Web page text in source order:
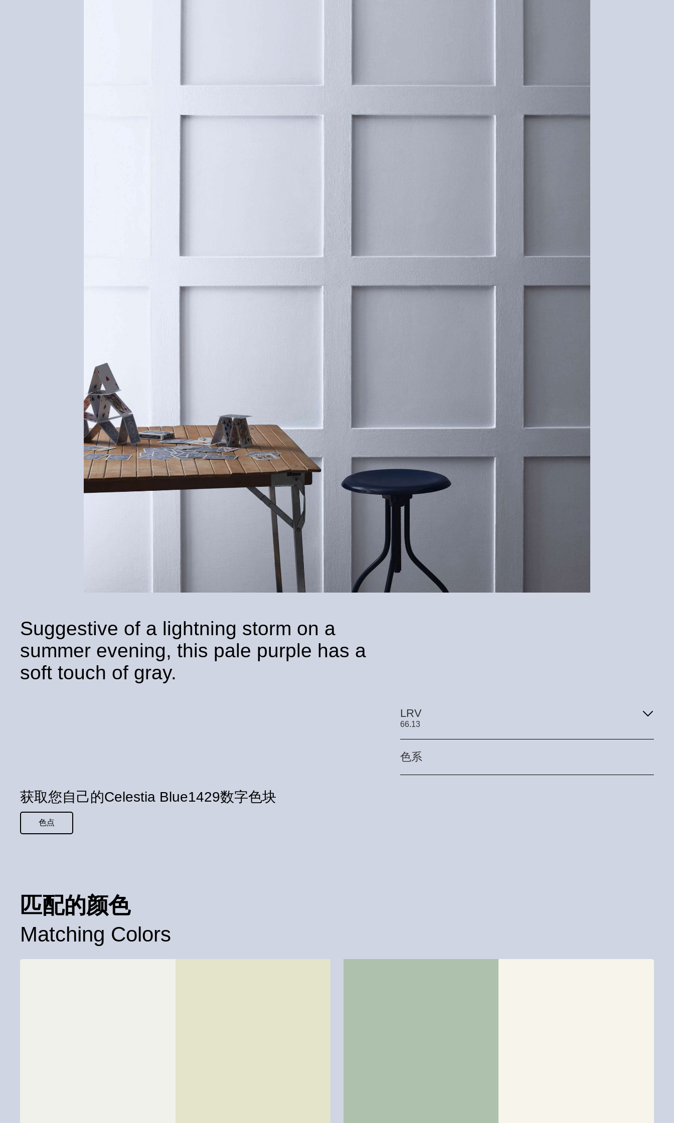
Suggestive of a lightning storm on a
summer evening, this pale purple has a
soft touch of gray.
LRV
66.13
色系
获取您自己的Celestia Blue1429数字色块
色点
匹配的颜色
Matching Colors